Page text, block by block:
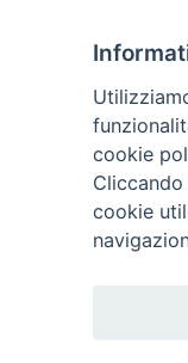
© 2019 - Tutti i
cookie
cookie